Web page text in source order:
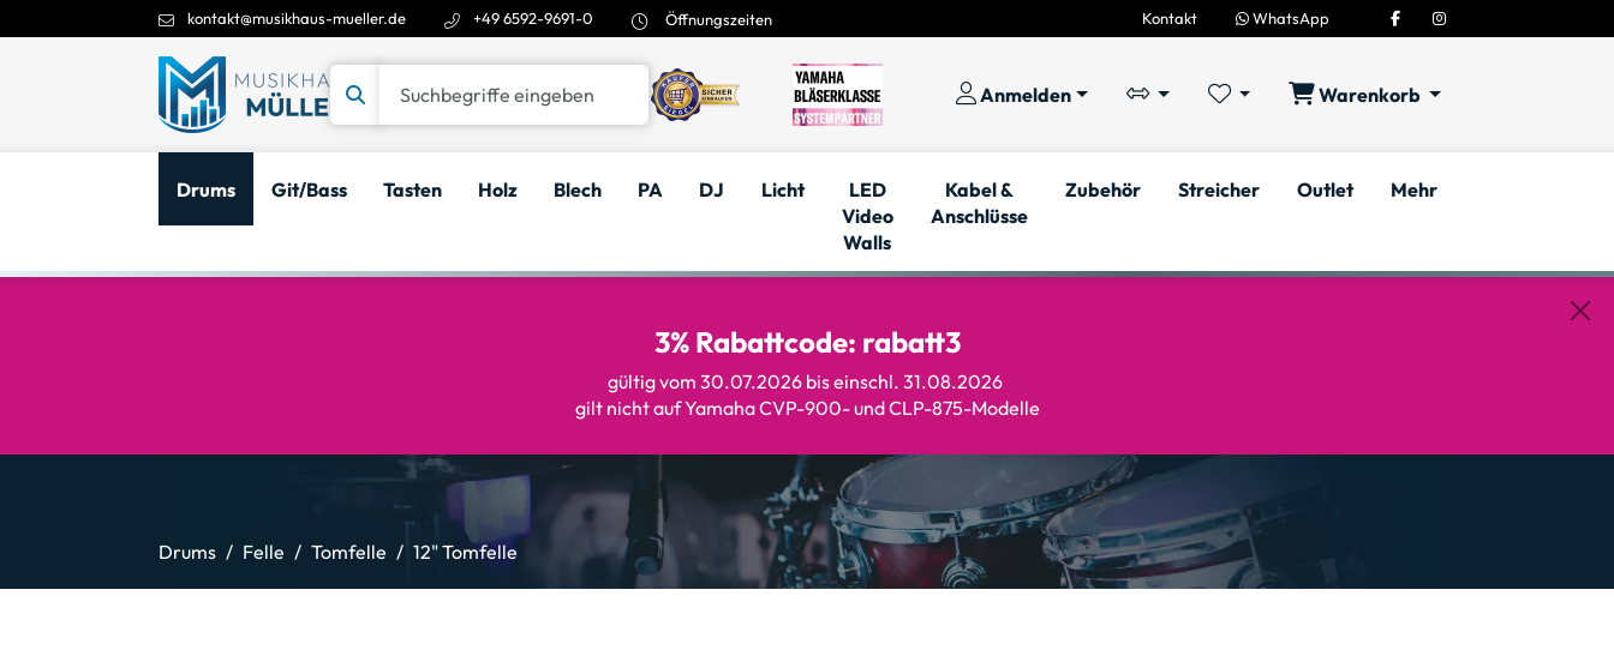
kontakt@musikhaus-mueller.de +49 6592-9691-0 Öffnungszeiten Kontakt WhatsApp
Anmelden Warenkorb
Drums Git/Bass Tasten Holz Blech PA DJ Licht
LED
Video
Walls
Kabel &
Anschlüsse
Zubehör Streicher Outlet Mehr
3% Rabattcode: rabatt3
gültig vom 30.07.2026 bis einschl. 31.08.2026
gilt nicht auf Yamaha CVP-900- und CLP-875-Modelle
Drums Felle Tomfelle 12" Tomfelle